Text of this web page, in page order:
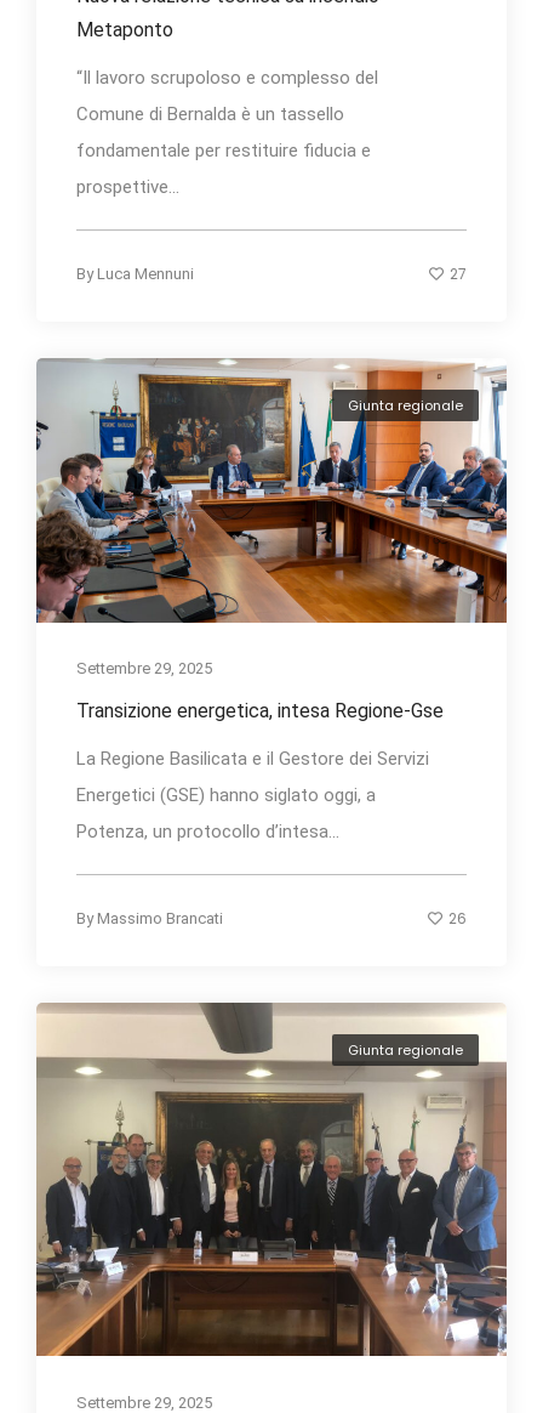
Metaponto
“Il lavoro scrupoloso e complesso del
Comune di Bernalda è un tassello
fondamentale per restituire fiducia e
prospettive...
By Luca Mennuni 27
Giunta regionale
Settembre 29, 2025
Transizione energetica, intesa Regione-Gse
La Regione Basilicata e il Gestore dei Servizi
Energetici (GSE) hanno siglato oggi, a
Potenza, un protocollo d’intesa...
By Massimo Brancati 26
Giunta regionale
Settembre 29, 2025